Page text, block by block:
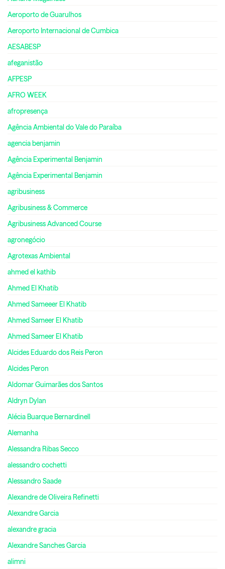
Aeroporto de Guarulhos
Aeroporto Internacional de Cumbica
AESABESP
afeganistão
AFPESP
AFRO WEEK
afropresença
Agência Ambiental do Vale do Paraíba
agencia benjamin
Agência Experimental Benjamin
Agência Experimental Benjamin
agribusiness
Agribusiness & Commerce
Agribusiness Advanced Course
agronegócio
Agrotexas Ambiental
ahmed el kathib
Ahmed El Khatib
Ahmed Sameeer El Khatib
Ahmed Sameer El Khatib
Ahmed Sameer El Khatib
Alcides Eduardo dos Reis Peron
Alcides Peron
Aldomar Guimarães dos Santos
Aldryn Dylan
Alécia Buarque Bernardinell
Alemanha
Alessandra Ribas Secco
alessandro cochetti
Alessandro Saade
Alexandre de Oliveira Refinetti
Alexandre Garcia
alexandre gracia
Alexandre Sanches Garcia
alimni